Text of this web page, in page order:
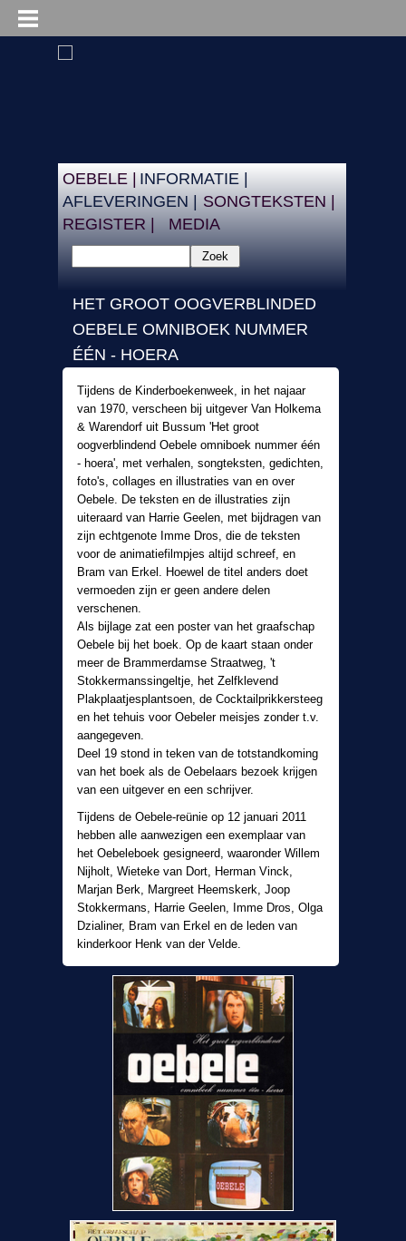
HET GROOT OOGVERBLINDED
OEBELE OMNIBOEK NUMMER
ÉÉN - HOERA
Tijdens de Kinderboekenweek, in het najaar
van 1970, verscheen bij uitgever Van Holkema
& Warendorf uit Bussum 'Het groot
oogverblindend Oebele omniboek nummer één
- hoera', met verhalen, songteksten, gedichten,
foto's, collages en illustraties van en over
Oebele. De teksten en de illustraties zijn
uiteraard van Harrie Geelen, met bijdragen van
zijn echtgenote Imme Dros, die de teksten
voor de animatiefilmpjes altijd schreef, en
Bram van Erkel. Hoewel de titel anders doet
vermoeden zijn er geen andere delen
verschenen.
Als bijlage zat een poster van het graafschap
Oebele bij het boek. Op de kaart staan onder
meer de Brammerdamse Straatweg, 't
Stokkermanssingeltje, het Zelfklevend
Plakplaatjesplantsoen, de Cocktailprikkersteeg
en het tehuis voor Oebeler meisjes zonder t.v.
aangegeven.
Deel 19 stond in teken van de totstandkoming
van het boek als de Oebelaars bezoek krijgen
van een uitgever en een schrijver.
Tijdens de Oebele-reünie op 12 januari 2011
hebben alle aanwezigen een exemplaar van
het Oebeleboek gesigneerd, waaronder Willem
Nijholt, Wieteke van Dort, Herman Vinck,
Marjan Berk, Margreet Heemskerk, Joop
Stokkermans, Harrie Geelen, Imme Dros, Olga
Dzialiner, Bram van Erkel en de leden van
kinderkoor Henk van der Velde.
Zoek
REGISTER |
SONGTEKSTEN |
MEDIA
INFORMATIE |
AFLEVERINGEN |
OEBELE |